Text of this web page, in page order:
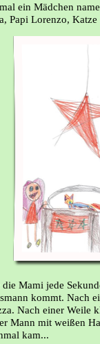
ein Mädchen
Papi Lorenzo,
Mami jede
kommt. Nach
Nach einer Weile
Mann mit weißen
kam...